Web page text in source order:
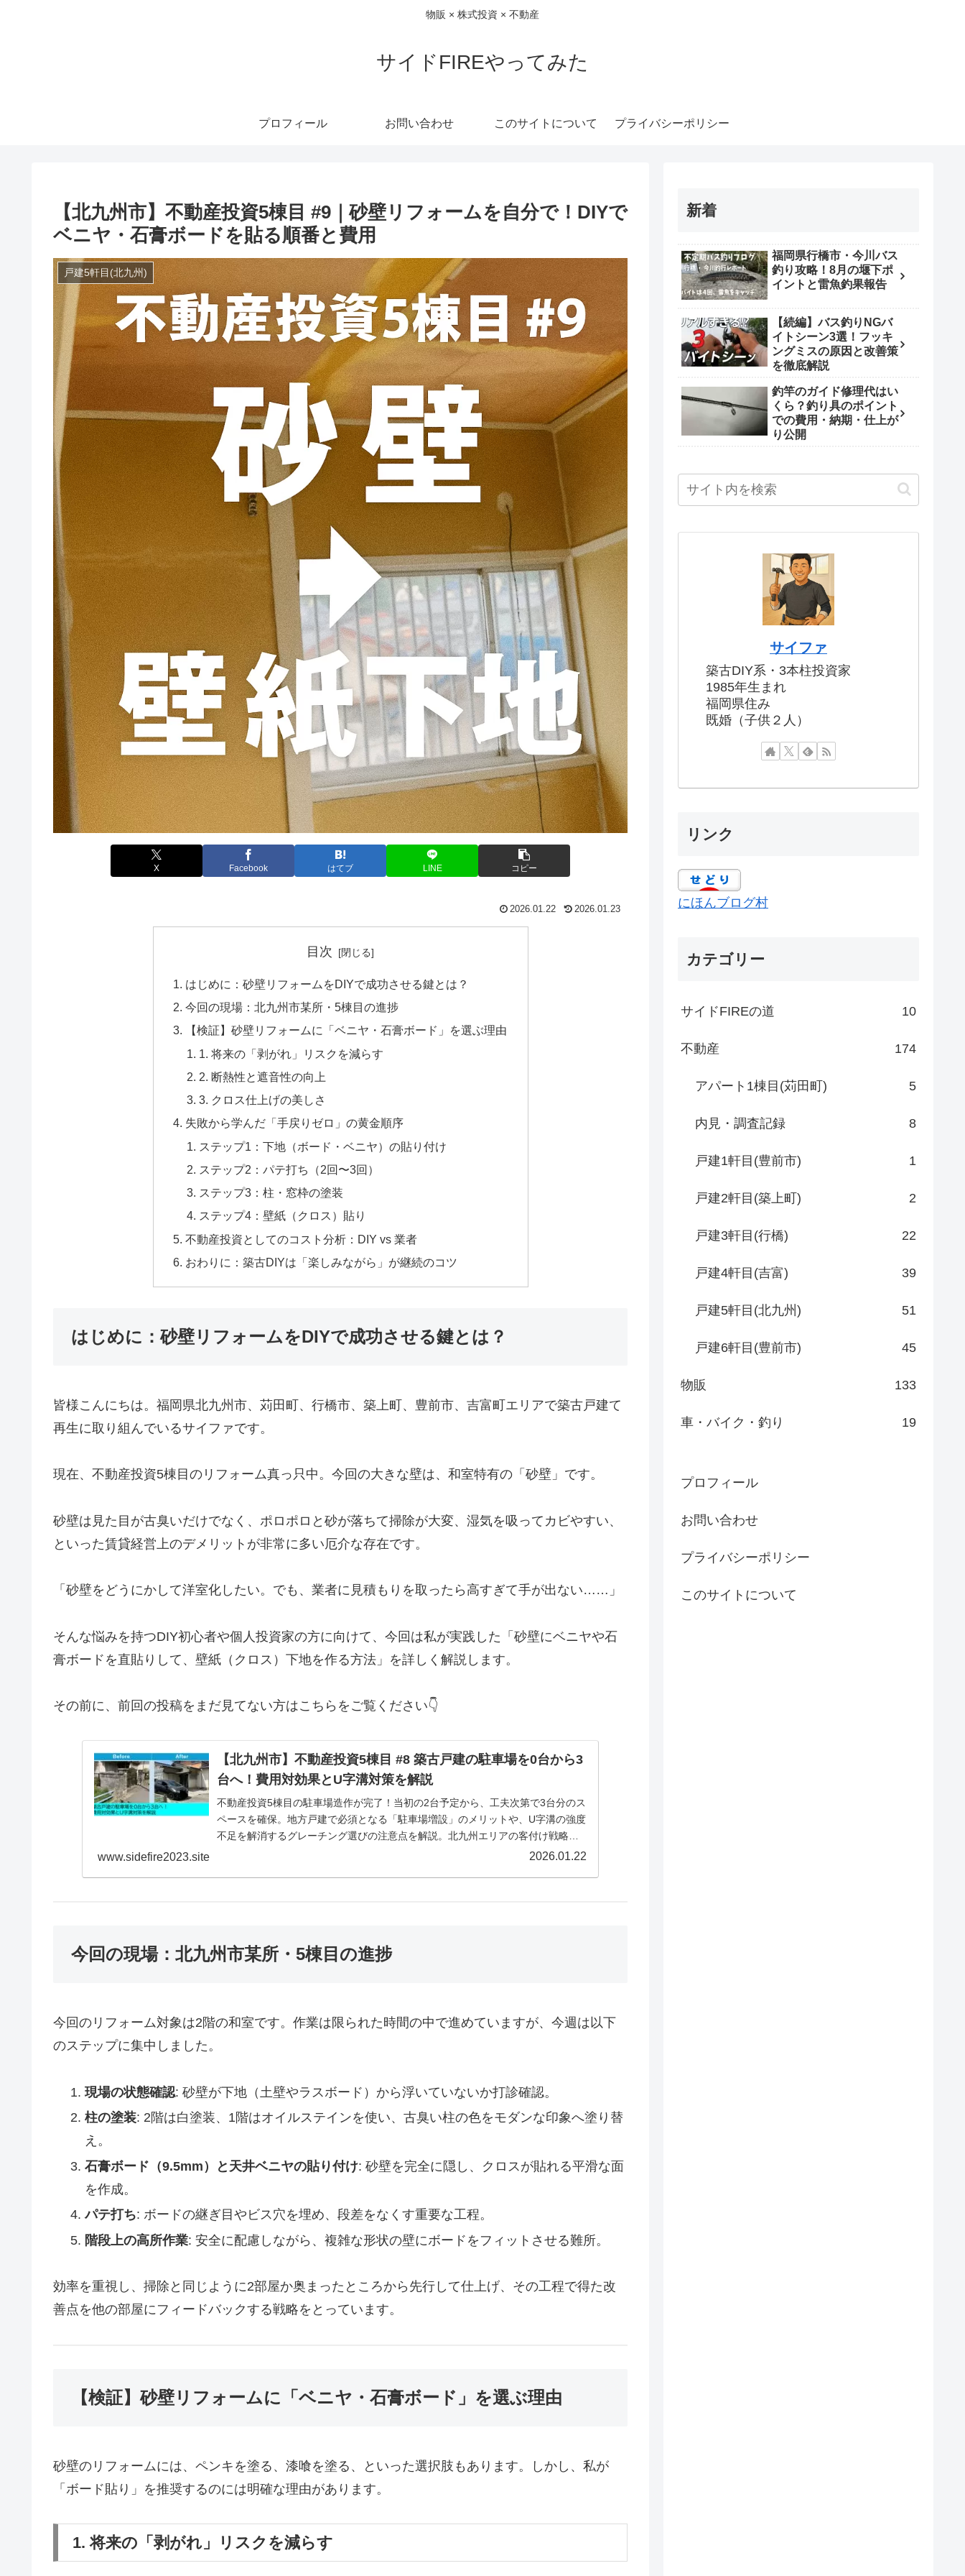
物販 × 株式投資 × 不動産
サイドFIREやってみた
プロフィール お問い合わせ このサイトについて プライバシーポリシー
【北九州市】不動産投資5棟目 #9｜砂壁リフォームを自分で！DIYで
ベニヤ・石膏ボードを貼る順番と費用
戸建5軒目(北九州)
X Facebook はてブ LINE コピー
2026.01.22 2026.01.23
目次
はじめに：砂壁リフォームをDIYで成功させる鍵とは？
今回の現場：北九州市某所・5棟目の進捗
【検証】砂壁リフォームに「ベニヤ・石膏ボード」を選ぶ理由
1. 将来の「剥がれ」リスクを減らす
2. 断熱性と遮音性の向上
3. クロス仕上げの美しさ
失敗から学んだ「手戻りゼロ」の黄金順序
ステップ1：下地（ボード・ベニヤ）の貼り付け
ステップ2：パテ打ち（2回〜3回）
ステップ3：柱・窓枠の塗装
ステップ4：壁紙（クロス）貼り
不動産投資としてのコスト分析：DIY vs 業者
おわりに：築古DIYは「楽しみながら」が継続のコツ
はじめに：砂壁リフォームをDIYで成功させる鍵とは？
皆様こんにちは。福岡県北九州市、苅田町、行橋市、築上町、豊前市、吉富町エリアで築古戸建て
再生に取り組んでいるサイファです。
現在、不動産投資5棟目のリフォーム真っ只中。今回の大きな壁は、和室特有の「砂壁」です。
砂壁は見た目が古臭いだけでなく、ポロポロと砂が落ちて掃除が大変、湿気を吸ってカビやすい、
といった賃貸経営上のデメリットが非常に多い厄介な存在です。
「砂壁をどうにかして洋室化したい。でも、業者に見積もりを取ったら高すぎて手が出ない……」
そんな悩みを持つDIY初心者や個人投資家の方に向けて、今回は私が実践した「砂壁にベニヤや石
膏ボードを直貼りして、壁紙（クロス）下地を作る方法」を詳しく解説します。
その前に、前回の投稿をまだ見てない方はこちらをご覧ください👇
【北九州市】不動産投資5棟目 #8 築古戸建の駐車場を0台から3
台へ！費用対効果とU字溝対策を解説
不動産投資5棟目の駐車場造作が完了！当初の2台予定から、工夫次第で3台分のス
ペースを確保。地方戸建で必須となる「駐車場増設」のメリットや、U字溝の強度
不足を解消するグレーチング選びの注意点を解説。北九州エリアの客付け戦略を
www.sidefire2023.site 2026.01.22
今回の現場：北九州市某所・5棟目の進捗
今回のリフォーム対象は2階の和室です。作業は限られた時間の中で進めていますが、今週は以下
のステップに集中しました。
現場の状態確認: 砂壁が下地（土壁やラスボード）から浮いていないか打診確認。
柱の塗装: 2階は白塗装、1階はオイルステインを使い、古臭い柱の色をモダンな印象へ塗り替
え。
石膏ボード（9.5mm）と天井ベニヤの貼り付け: 砂壁を完全に隠し、クロスが貼れる平滑な面
を作成。
パテ打ち: ボードの継ぎ目やビス穴を埋め、段差をなくす重要な工程。
階段上の高所作業: 安全に配慮しながら、複雑な形状の壁にボードをフィットさせる難所。
効率を重視し、掃除と同じように2部屋か奥まったところから先行して仕上げ、その工程で得た改
善点を他の部屋にフィードバックする戦略をとっています。
【検証】砂壁リフォームに「ベニヤ・石膏ボード」を選ぶ理由
砂壁のリフォームには、ペンキを塗る、漆喰を塗る、といった選択肢もあります。しかし、私が
「ボード貼り」を推奨するのには明確な理由があります。
1. 将来の「剥がれ」リスクを減らす
新着
福岡県行橋市・今川バス
釣り攻略！8月の堰下ポ
イントと雷魚釣果報告
【続編】バス釣りNGバ
イトシーン3選！フッキ
ングミスの原因と改善策
を徹底解説
釣竿のガイド修理代はい
くら？釣り具のポイント
での費用・納期・仕上が
り公開
サイファ
築古DIY系・3本柱投資家
1985年生まれ
福岡県住み
既婚（子供２人）
リンク
にほんブログ村
カテゴリー
サイドFIREの道 10
不動産 174
アパート1棟目(苅田町) 5
内見・調査記録 8
戸建1軒目(豊前市) 1
戸建2軒目(築上町) 2
戸建3軒目(行橋) 22
戸建4軒目(吉富) 39
戸建5軒目(北九州) 51
戸建6軒目(豊前市) 45
物販 133
車・バイク・釣り 19
プロフィール
お問い合わせ
プライバシーポリシー
このサイトについて